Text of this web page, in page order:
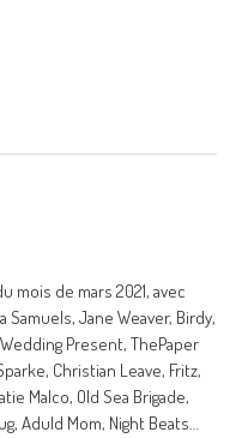
mois de mars 2021, avec
Samuels, Jane Weaver, Birdy,
Present, ThePaper
Christian Leave, Fritz,
Malco, Old Sea Brigade,
Aduld Mom, Night Beats…